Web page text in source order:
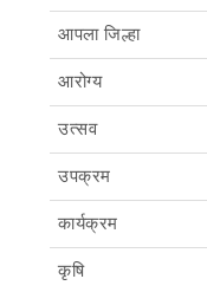
आपला जिल्हा
आरोग्य
उत्सव
उपक्रम
कार्यक्रम
कृषि